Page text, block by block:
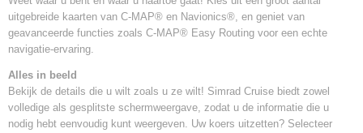
uitgebreide kaarten van C-MAP® en Navionics®, en geniet van
geavanceerde functies zoals C-MAP® Easy Routing voor een echte
navigatie-ervaring.
Alles in beeld
Bekijk de details die u wilt zoals u ze wilt! Simrad Cruise biedt zowel
volledige als gesplitste schermweergave, zodat u de informatie die u
nodig hebt eenvoudig kunt weergeven. Uw koers uitzetten? Selecteer